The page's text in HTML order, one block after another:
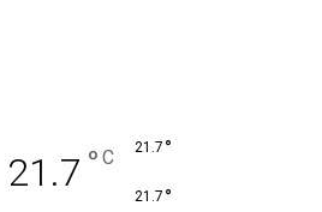
21.7 ° C 21.7 °
21.7 °